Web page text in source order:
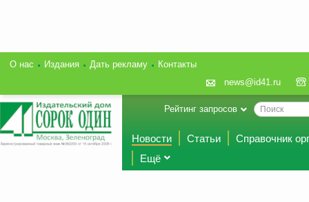
О нас Издания Дать рекламу
Контакты
news@id41.ru
Рейтинг запросов
Новости Статьи
Справочник
Ещё